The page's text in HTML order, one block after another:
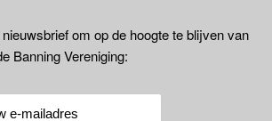
om op de hoogte te blijven van
Banning Vereniging: